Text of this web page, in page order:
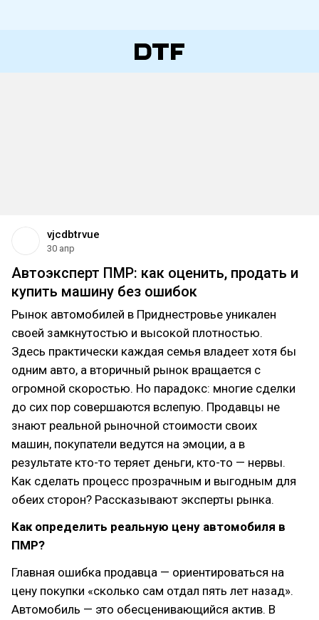
vjcdbtrvue
30 апр
Автоэксперт ПМР: как оценить, продать и
купить машину без ошибок
Рынок автомобилей в Приднестровье уникален
своей замкнутостью и высокой плотностью.
Здесь практически каждая семья владеет хотя бы
одним авто, а вторичный рынок вращается с
огромной скоростью. Но парадокс: многие сделки
до сих пор совершаются вслепую. Продавцы не
знают реальной рыночной стоимости своих
машин, покупатели ведутся на эмоции, а в
результате кто-то теряет деньги, кто-то — нервы.
Как сделать процесс прозрачным и выгодным для
обеих сторон? Рассказывают эксперты рынка.
Как определить реальную цену автомобиля в
ПМР?
Главная ошибка продавца — ориентироваться на
цену покупки «сколько сам отдал пять лет назад».
Автомобиль — это обесценивающийся актив. В